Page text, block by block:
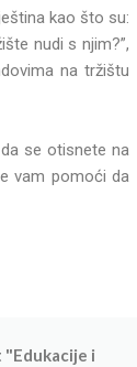
kao što su:
nudi s njim?”,
na tržištu
se otisnete na
vam pomoći da
"Edukacije i